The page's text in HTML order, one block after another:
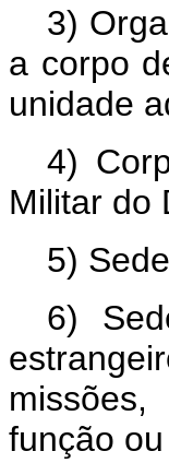
3)
a corpo
unidade
4)
Militar do
5)
6)
função